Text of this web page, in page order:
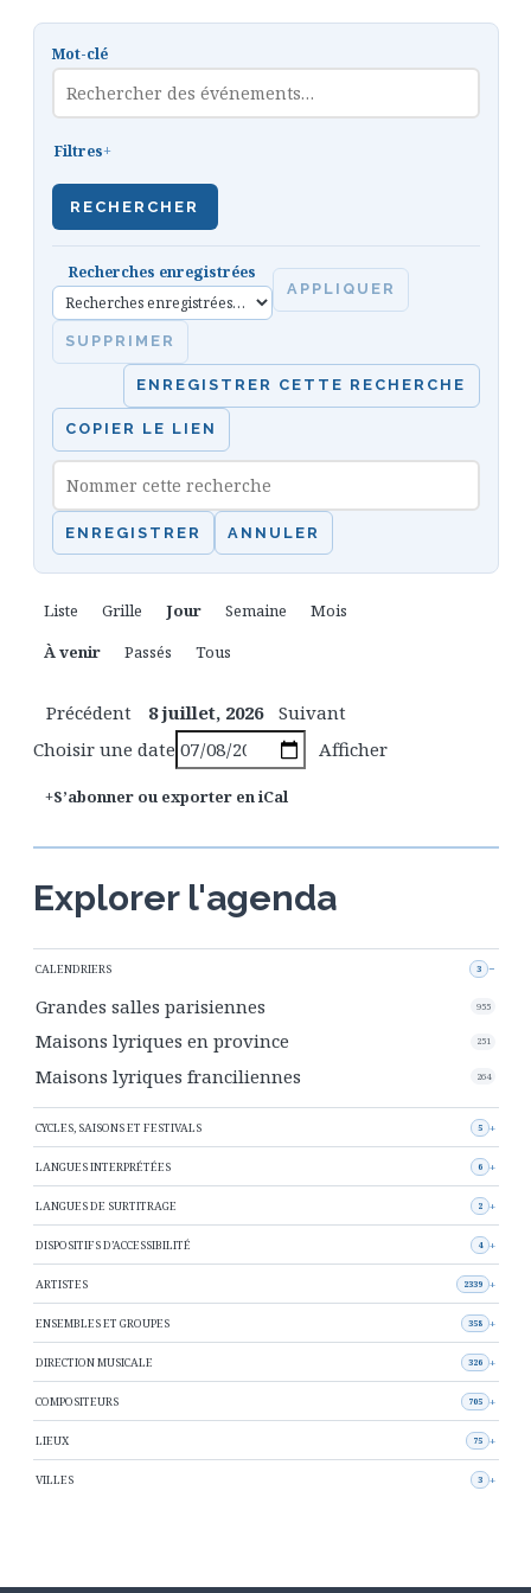
Mot-clé
Filtres
RECHERCHER
Recherches enregistrées
APPLIQUER
SUPPRIMER
ENREGISTRER CETTE RECHERCHE
COPIER LE LIEN
ENREGISTRER ANNULER
Liste Grille Jour Semaine
Mois
À venir
Passés Tous
Précédent 8 juillet, 2026
Suivant
Choisir une date
Afficher
S’abonner ou exporter en iCal
Explorer l'agenda
CALENDRIERS 3
Grandes salles parisiennes 955
Maisons lyriques en province 251
Maisons lyriques franciliennes 264
CYCLES, SAISONS ET FESTIVALS 5
LANGUES INTERPRÉTÉES 6
LANGUES DE SURTITRAGE 2
DISPOSITIFS D’ACCESSIBILITÉ 4
ARTISTES 2339
ENSEMBLES ET GROUPES 358
DIRECTION MUSICALE 326
COMPOSITEURS 705
LIEUX 75
VILLES 3